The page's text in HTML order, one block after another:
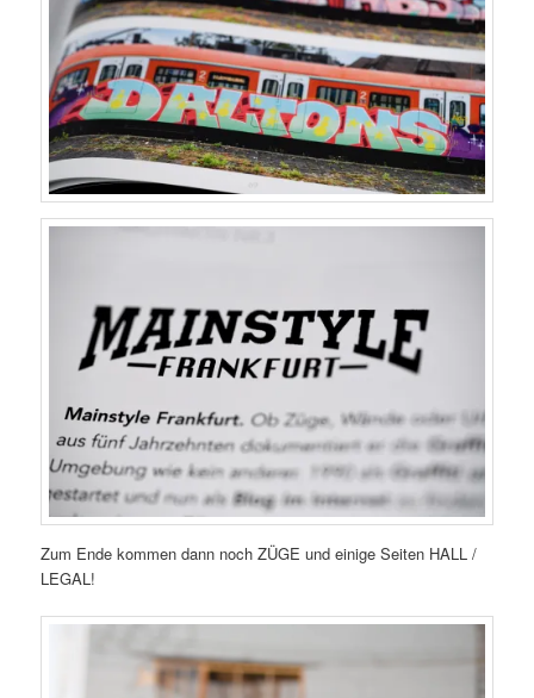
Zum Ende kommen dann noch ZÜGE und einige Seiten HALL /
LEGAL!